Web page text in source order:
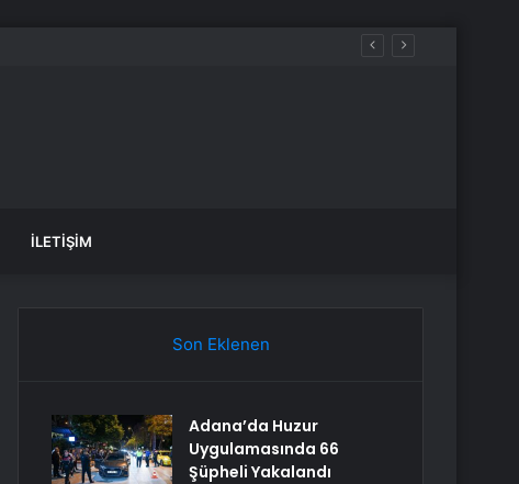
İLETIŞIM
Son Eklenen
Adana’da Huzur
Uygulamasında 66
Şüpheli Yakalandı